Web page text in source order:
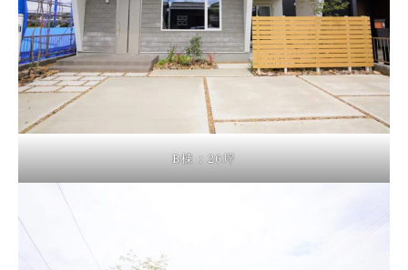
B棟：26坪